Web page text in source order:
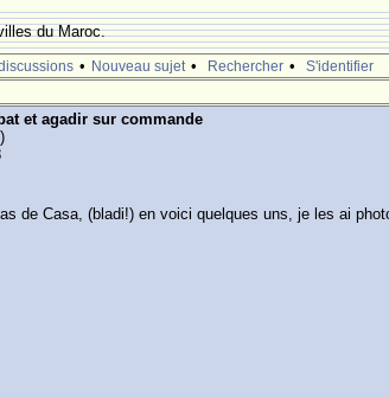
du Maroc.
• Nouveau sujet • Rechercher • S'identifier
et agadir sur commande
de Casa, (bladi!) en voici quelques uns, je les ai